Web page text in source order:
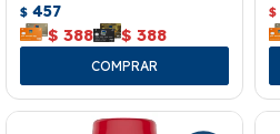
$ 457
$ 388 $ 388
$